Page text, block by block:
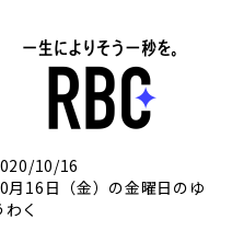
10/16
月16日（金）の金曜日のゆ
わく